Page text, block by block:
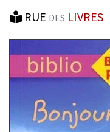
RUE DES LIVRES